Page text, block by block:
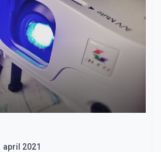
april 2021